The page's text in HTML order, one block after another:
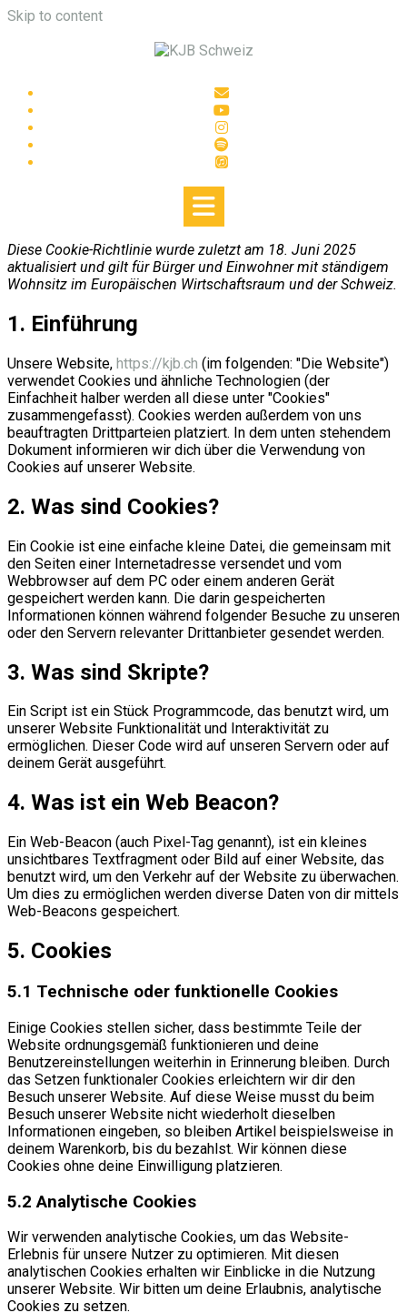
Skip to content
Diese Cookie-Richtlinie wurde zuletzt am 18. Juni 2025
aktualisiert und gilt für Bürger und Einwohner mit ständigem
Wohnsitz im Europäischen Wirtschaftsraum und der Schweiz.
1. Einführung
Unsere Website, https://kjb.ch (im folgenden: "Die Website")
verwendet Cookies und ähnliche Technologien (der
Einfachheit halber werden all diese unter "Cookies"
zusammengefasst). Cookies werden außerdem von uns
beauftragten Drittparteien platziert. In dem unten stehendem
Dokument informieren wir dich über die Verwendung von
Cookies auf unserer Website.
2. Was sind Cookies?
Ein Cookie ist eine einfache kleine Datei, die gemeinsam mit
den Seiten einer Internetadresse versendet und vom
Webbrowser auf dem PC oder einem anderen Gerät
gespeichert werden kann. Die darin gespeicherten
Informationen können während folgender Besuche zu unseren
oder den Servern relevanter Drittanbieter gesendet werden.
3. Was sind Skripte?
Ein Script ist ein Stück Programmcode, das benutzt wird, um
unserer Website Funktionalität und Interaktivität zu
ermöglichen. Dieser Code wird auf unseren Servern oder auf
deinem Gerät ausgeführt.
4. Was ist ein Web Beacon?
Ein Web-Beacon (auch Pixel-Tag genannt), ist ein kleines
unsichtbares Textfragment oder Bild auf einer Website, das
benutzt wird, um den Verkehr auf der Website zu überwachen.
Um dies zu ermöglichen werden diverse Daten von dir mittels
Web-Beacons gespeichert.
5. Cookies
5.1 Technische oder funktionelle Cookies
Einige Cookies stellen sicher, dass bestimmte Teile der
Website ordnungsgemäß funktionieren und deine
Benutzereinstellungen weiterhin in Erinnerung bleiben. Durch
das Setzen funktionaler Cookies erleichtern wir dir den
Besuch unserer Website. Auf diese Weise musst du beim
Besuch unserer Website nicht wiederholt dieselben
Informationen eingeben, so bleiben Artikel beispielsweise in
deinem Warenkorb, bis du bezahlst. Wir können diese
Cookies ohne deine Einwilligung platzieren.
5.2 Analytische Cookies
Wir verwenden analytische Cookies, um das Website-
Erlebnis für unsere Nutzer zu optimieren. Mit diesen
analytischen Cookies erhalten wir Einblicke in die Nutzung
unserer Website. Wir bitten um deine Erlaubnis, analytische
Cookies zu setzen.